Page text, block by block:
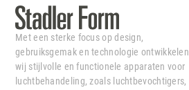
Met een sterke focus op design,
gebruiksgemak en technologie ontwikkelen
wij stijlvolle en functionele apparaten voor
luchtbehandeling, zoals luchtbevochtigers,